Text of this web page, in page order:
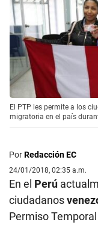
El PTP les permite a los
migratoria en el país
PorRedacción EC
24/01/2018, 02:35 a.m.
En el Perú
ciudadanos
Permiso